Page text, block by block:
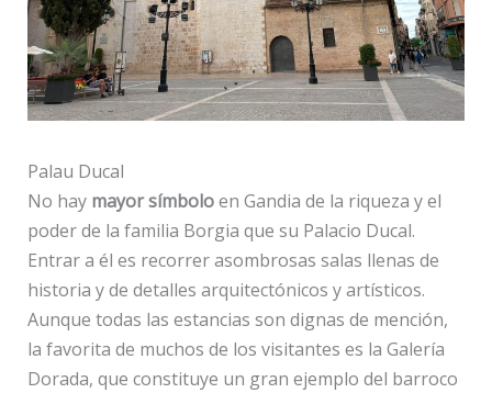
Palau Ducal
No hay mayor símboloen Gandia de la riqueza y el
poder de la familia Borgia que su Palacio Ducal.
Entrar a él es recorrer asombrosas salas llenas de
historia y de detalles arquitectónicos y artísticos.
Aunque todas las estancias son dignas de mención,
la favorita de muchos de los visitantes es la Galería
Dorada, que constituye un gran ejemplo del barroco